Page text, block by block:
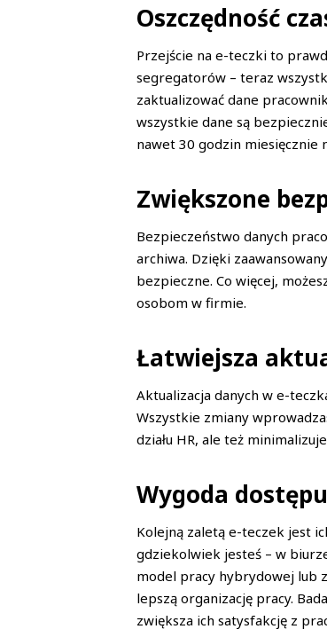
Oszczędność
Przejście na e-teczki to
segregatorów – teraz
zaktualizować dane
wszystkie dane są
nawet 30 godzin miesięcznie
Zwiększone
Bezpieczeństwo danych
archiwa. Dzięki
bezpieczne. Co więcej,
osobom w firmie.
Łatwiejsza
Aktualizacja danych w e-
Wszystkie zmiany
działu HR, ale też
Wygoda
Kolejną zaletą e-teczek jest
gdziekolwiek jesteś – w
model pracy hybrydowej lub
lepszą organizację pracy.
zwiększa ich satysfakcję z